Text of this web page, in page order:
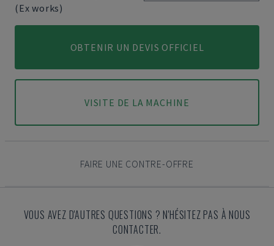
(Ex works)
OBTENIR UN DEVIS OFFICIEL
VISITE DE LA MACHINE
FAIRE UNE CONTRE-OFFRE
VOUS AVEZ D'AUTRES QUESTIONS ? N'HÉSITEZ PAS À NOUS
CONTACTER.